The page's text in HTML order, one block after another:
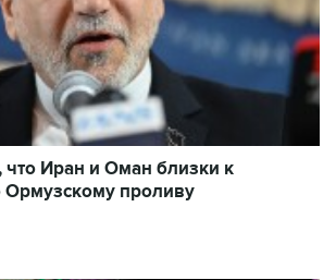
что Иран и Оман близки к
проливу